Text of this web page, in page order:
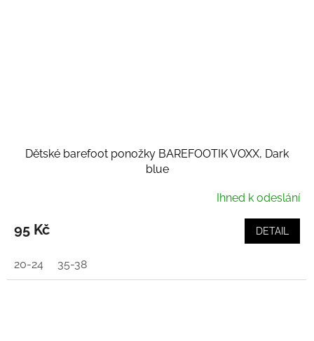
Dětské barefoot ponožky BAREFOOTIK VOXX, Dark
blue
Ihned k odeslání
95 Kč DETAIL
20-24 35-38